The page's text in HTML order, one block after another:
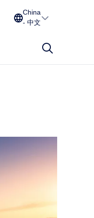
China
- 中文